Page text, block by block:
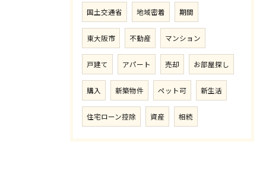
国土交通省 地域密着 期間
東大阪市 不動産 マンション
戸建て アパート 売却 お部屋探し
購入 新築物件 ペット可 新生活
住宅ローン控除 資産 相続